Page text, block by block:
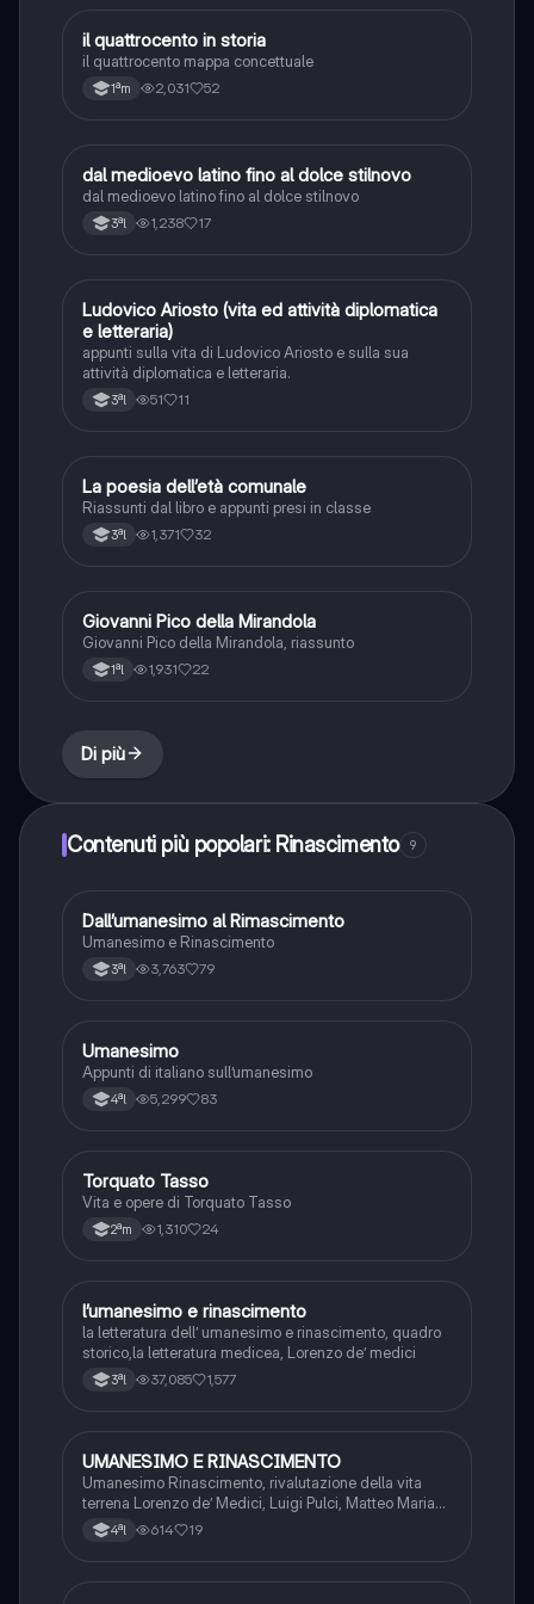
Italiano
il quattrocento in storia
il quattrocento mappa concettuale
1ªm 2,031 52
Italiano
dal medioevo latino fino al dolce stilnovo
dal medioevo latino fino al dolce stilnovo
3ªl 1,238 17
Italiano
Ludovico Ariosto (vita ed attività diplomatica
e letteraria)
appunti sulla vita di Ludovico Ariosto e sulla sua
attività diplomatica e letteraria.
3ªl 51 11
Italiano
La poesia dell’età comunale
Riassunti dal libro e appunti presi in classe
3ªl 1,371 32
Italiano
Giovanni Pico della Mirandola
Giovanni Pico della Mirandola, riassunto
1ªl 1,931 22
Di più
Contenuti più popolari: Rinascimento 9
Italiano
Dall’umanesimo al Rimascimento
Umanesimo e Rinascimento
3ªl 3,763 79
Italiano
Umanesimo
Appunti di italiano sull’umanesimo
4ªl 5,299 83
Italiano
Torquato Tasso
Vita e opere di Torquato Tasso
2ªm 1,310 24
Italiano
l’umanesimo e rinascimento
la letteratura dell’ umanesimo e rinascimento, quadro
storico,la letteratura medicea, Lorenzo de’ medici
3ªl 37,085 1,577
Italiano
UMANESIMO E RINASCIMENTO
Umanesimo Rinascimento, rivalutazione della vita
terrena Lorenzo de’ Medici, Luigi Pulci, Matteo Maria
Boiardo, Orlando innamorato Ludovico Ariosto,
l’Orlando furioso
4ªl 614 19